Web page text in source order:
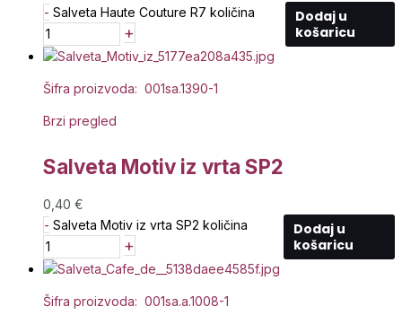
- Salveta Haute Couture R7 količina
+
Dodaj u
košaricu
Šifra proizvoda: 001sa.1390-1
Brzi pregled
Salveta Motiv iz vrta SP2
0,40 €
- Salveta Motiv iz vrta SP2 količina
+
Dodaj u
košaricu
Šifra proizvoda: 001sa.a.1008-1